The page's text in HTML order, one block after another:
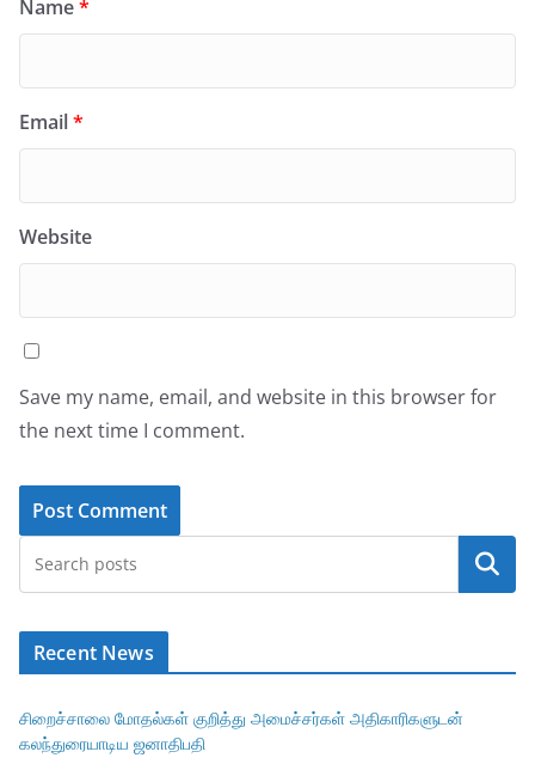
Name*
Email*
Website
Save my name, email, and website in this browser for
the next time I comment.
Search
Recent News
சிறைச்சாலை மோதல்கள் குறித்து அமைச்சர்கள் அதிகாரிகளுடன்
கலந்துரையாடிய ஜனாதிபதி